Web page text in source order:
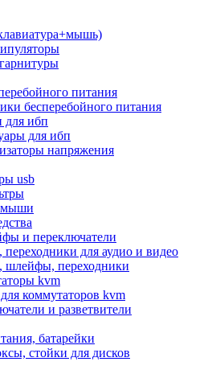
обеспечение
системы
по
приложения
тонкие клиенты, платформы nuc
компьютеров
техника
измельчители
упаковщики
кухонные
и кофемашины
комбайны
печи
печи
питания
бесперебойного питания
для ибп
для ибп
напряжения
usb
мыши
и переключатели
переходники для аудио и видео
шлейфы, переходники
kvm
коммутаторов kvm
и разветвители
батарейки
стойки для дисков